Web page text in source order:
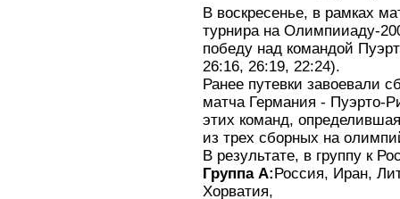
В воскресенье, в рамках
турнира на Олимпииаду-
победу над командой
26:16, 26:19, 22:24).
Ранее путевки завоевали
матча Германия - Пуэрто-
этих команд,
из трех сборных на
В результате, в группу к
Группа А:Россия, Иран,
Хорватия,